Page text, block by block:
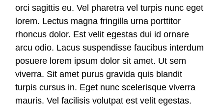
orci sagittis eu. Vel pharetra vel turpis nunc eget
lorem. Lectus magna fringilla urna porttitor
rhoncus dolor. Est velit egestas dui id ornare
arcu odio. Lacus suspendisse faucibus interdum
posuere lorem ipsum dolor sit amet. Ut sem
viverra. Sit amet purus gravida quis blandit
turpis cursus in. Eget nunc scelerisque viverra
mauris. Vel facilisis volutpat est velit egestas.